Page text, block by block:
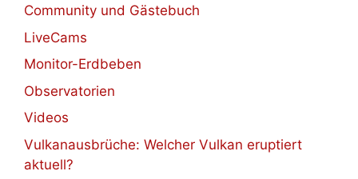
Community und Gästebuch
LiveCams
Monitor-Erdbeben
Observatorien
Videos
Vulkanausbrüche: Welcher Vulkan eruptiert
aktuell?